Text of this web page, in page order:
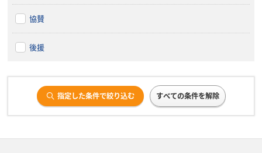
協賛
後援
指定した条件で絞り込む すべての条件を解除